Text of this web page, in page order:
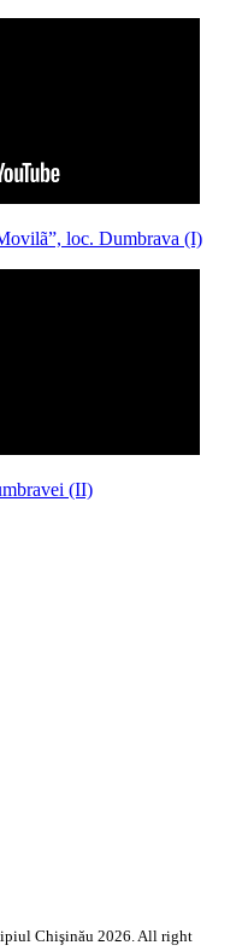
loc. Dumbrava (I)
(II)
Chişinău 2026. All right